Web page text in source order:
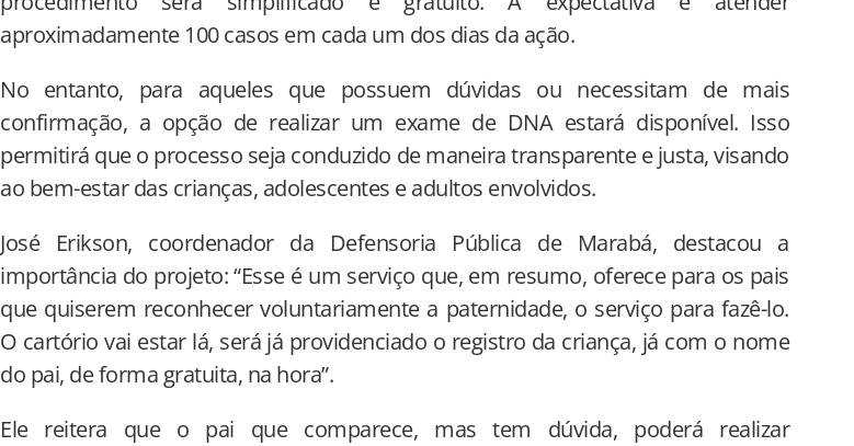
aproximadamente 100 casos em cada um dos dias da ação.
No entanto, para aqueles que possuem dúvidas ou necessitam de mais
confirmação, a opção de realizar um exame de DNA estará disponível. Isso
permitirá que o processo seja conduzido de maneira transparente e justa, visando
ao bem-estar das crianças, adolescentes e adultos envolvidos.
José Erikson, coordenador da Defensoria Pública de Marabá, destacou a
importância do projeto: “Esse é um serviço que, em resumo, oferece para os pais
que quiserem reconhecer voluntariamente a paternidade, o serviço para fazê-lo.
O cartório vai estar lá, será já providenciado o registro da criança, já com o nome
do pai, de forma gratuita, na hora”.
Ele reitera que o pai que comparece, mas tem dúvida, poderá realizar